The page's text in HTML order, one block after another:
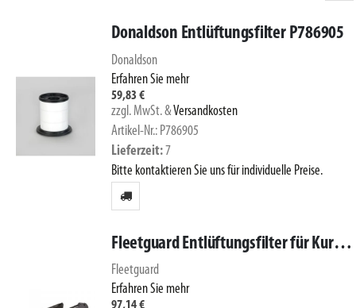
Donaldson Entlüftungsfilter P786905
Donaldson
Erfahren Sie mehr
59,83 €
zzgl. MwSt.&Versandkosten
Artikel-Nr.: P786905
Lieferzeit 7
Bitte kontaktieren Sie uns für individuelle Preise.
Fleetguard Entlüftungsfilter für Kurbelgehäuseentlüftung CV52001
Fleetguard
Erfahren Sie mehr